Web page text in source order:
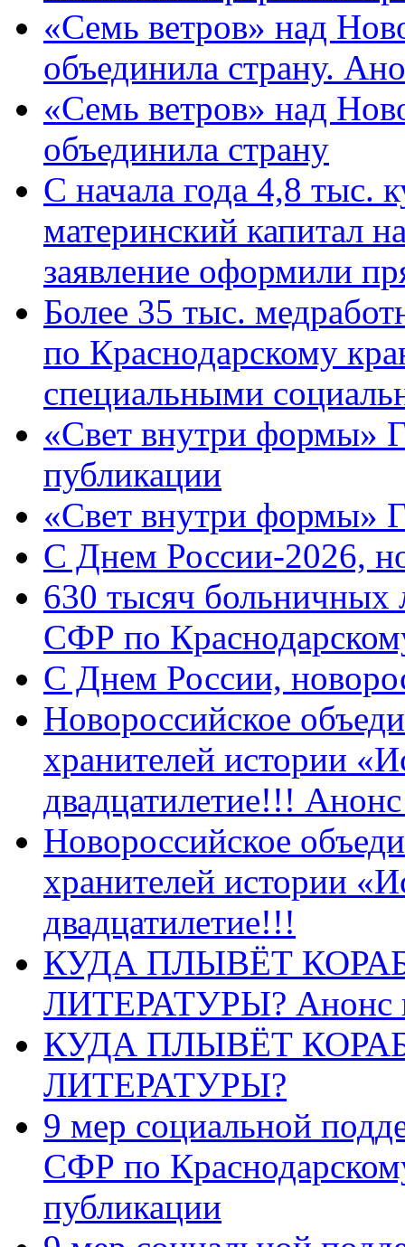
«Семь ветров» над
объединила страну.
«Семь ветров» над
объединила страну
С начала года 4,8 тыс.
материнский капитал
заявление оформили
Более 35 тыс.
по Краснодарскому
специальными
«Свет внутри формы»
публикации
«Свет внутри формы»
C Днем России-2026,
630 тысяч больничных
СФР по
C Днем России,
Новороссийское
хранителей истории
двадцатилетие!!!
Новороссийское
хранителей истории
двадцатилетие!!!
КУДА ПЛЫВЁТ
ЛИТЕРАТУРЫ? Анонс
КУДА ПЛЫВЁТ
ЛИТЕРАТУРЫ?
9 мер социальной
СФР по
публикации